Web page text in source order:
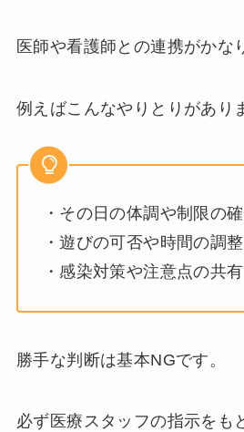
医師や看護師との連携がかな
例えばこんなやりとりがあり
・その日の体調や制限の
・遊びの可否や時間の調整
・感染対策や注意点の共有
勝手な判断は基本NGです。
必ず医療スタッフの指示をも